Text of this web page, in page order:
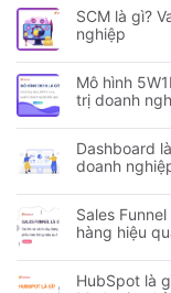
SCM là gì?
nghiệp
Mô hình
trị doanh
Dashboard
doanh
Sales
hàng hiệu
HubSpot là